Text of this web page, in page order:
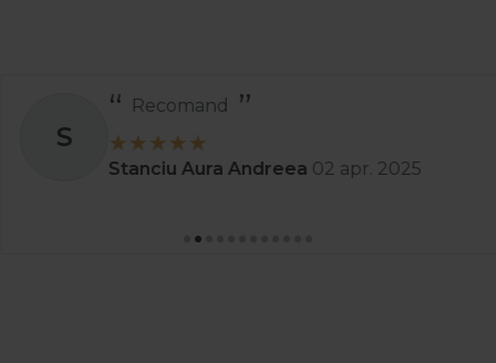
S
Recomand
Stanciu Aura Andreea 02 apr. 2025